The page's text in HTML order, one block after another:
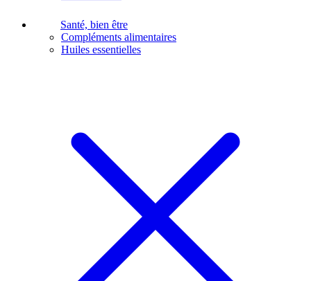
Santé, bien être
Compléments alimentaires
Huiles essentielles